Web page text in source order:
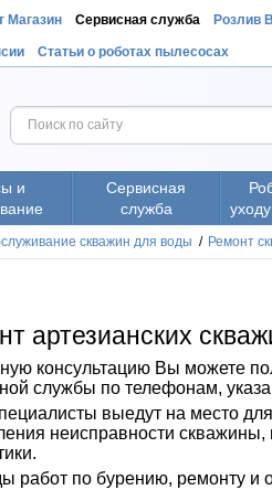
Магазин Сервисная служба Розлив
Статьи о роботах пылесосах
и
Сервисная
служба
скважин для воды / Ремонт
артезианских
консультацию Вы можете
службы по телефонам,
выедут на место для
неисправности скважины,
работ по бурению, ремонту и